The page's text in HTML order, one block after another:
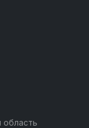
область